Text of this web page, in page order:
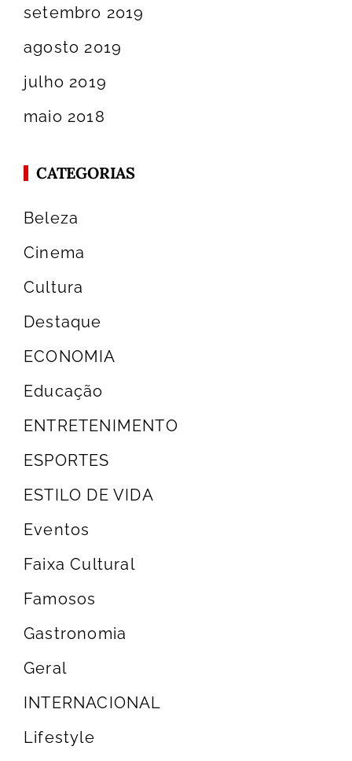
setembro 2019
agosto 2019
julho 2019
maio 2018
CATEGORIAS
Beleza
Cinema
Cultura
Destaque
ECONOMIA
Educação
ENTRETENIMENTO
ESPORTES
ESTILO DE VIDA
Eventos
Faixa Cultural
Famosos
Gastronomia
Geral
INTERNACIONAL
Lifestyle